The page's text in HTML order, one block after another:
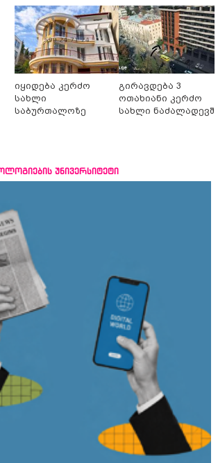
იყიდება კერძო
სახლი
საბურთალოზე
გირავდება 3
ოთახიანი კერძო
სახლი
უნივერსიტეტი